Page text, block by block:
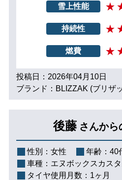
雪上性能
持続性
燃費
投稿日：2026年04月10日
ブランド：BLIZZAK (ブリザ
後藤 さんから
性別： 女性 年齢： 40
車種： エヌボックスカス
タイヤ使用月数： 1ヶ月